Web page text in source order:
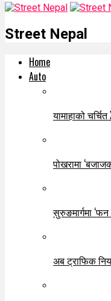
Street Nepal
Home
Auto
यामाहाको
पोखरामा
सुरुङमार्गमा
अब ट्राफिक